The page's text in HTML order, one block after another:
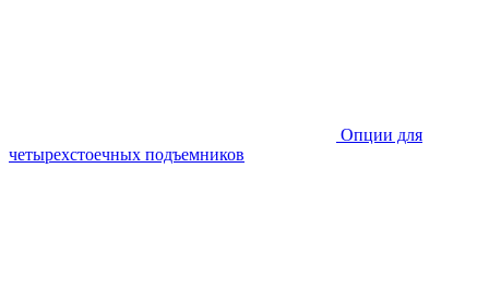
Опции для
четырехстоечных подъемников